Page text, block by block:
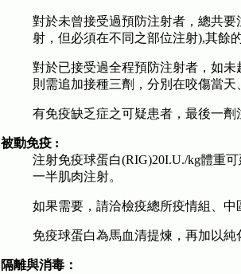
對於未曾接受過預防注射者，總共
射，但必須在不同之部位注射),其餘
對於已接受過全程預防注射者，如未
則需追加接種三劑，分別在咬傷當天
有免疫缺乏症之可疑患者，最後一
被動免疫 :
注射免疫球蛋白(RIG)20I.U./kg體重
一半肌肉注射。
如果需要，請洽檢疫總所疫情組、中
免疫球蛋白為馬血清提煉，再加以純
隔離與消毒：